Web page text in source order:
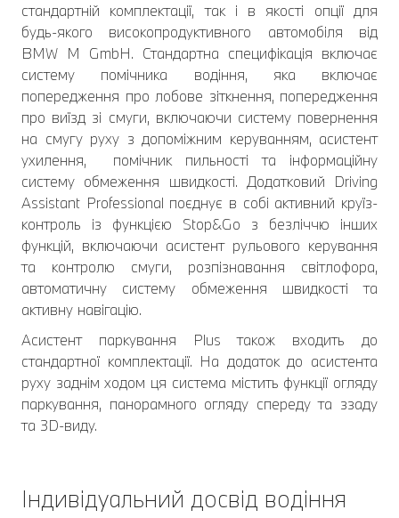
стандартній комплектації, так і в якості опції для
будь-якого високопродуктивного автомобіля від
BMW M GmbH. Стандартна специфікація включає
систему помічника водіння, яка включає
попередження про лобове зіткнення, попередження
про виїзд зі смуги, включаючи систему повернення
на смугу руху з допоміжним керуванням, асистент
ухилення, помічник пильності та інформаційну
систему обмеження швидкості. Додатковий Driving
Assistant Professional поєднує в собі активний круїз-
контроль із функцією Stop&Go з безліччю інших
функцій, включаючи асистент рульового керування
та контролю смуги, розпізнавання світлофора,
автоматичну систему обмеження швидкості та
активну навігацію.
Асистент паркування Plus також входить до
стандартної комплектації. На додаток до асистента
руху заднім ходом ця система містить функції огляду
паркування, панорамного огляду спереду та ззаду
та 3D-виду.
Індивідуальний досвід водіння